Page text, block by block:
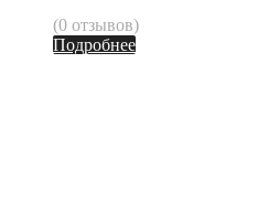
(0 отзывов)
Подробнее